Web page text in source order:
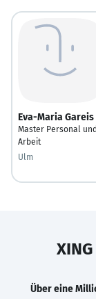
Eva-Maria Gareis
Master Personal und
Arbeit
Ulm
Über eine